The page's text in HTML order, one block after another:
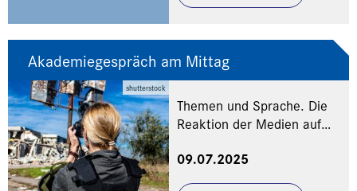
shutterstock
Akademiegespräch am Mittag
Themen und Sprache. Die
Reaktion der Medien auf
09.07.2025